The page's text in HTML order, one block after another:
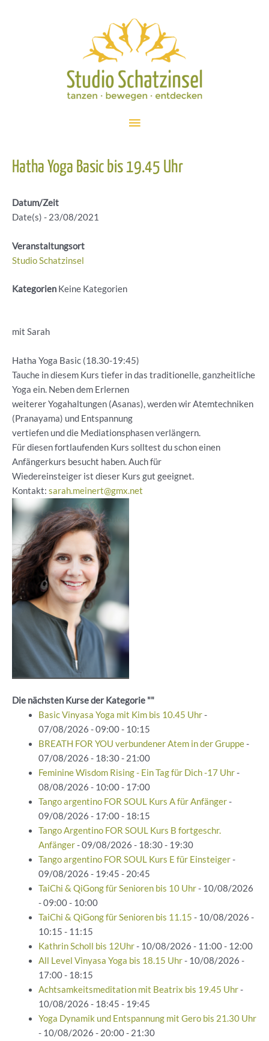
Hauptmenü
Hatha Yoga Basic bis 19.45 Uhr
Datum/Zeit
Date(s) - 23/08/2021
Veranstaltungsort
Studio Schatzinsel
Kategorien Keine Kategorien
mit Sarah
Hatha Yoga Basic (18.30-19:45)
Tauche in diesem Kurs tiefer in das traditionelle, ganzheitliche
Yoga ein. Neben dem Erlernen
weiterer Yogahaltungen (Asanas), werden wir Atemtechniken
(Pranayama) und Entspannung
vertiefen und die Mediationsphasen verlängern.
Für diesen fortlaufenden Kurs solltest du schon einen
Anfängerkurs besucht haben. Auch für
Wiedereinsteiger ist dieser Kurs gut geeignet.
Kontakt: sarah.meinert@gmx.net
Die nächsten Kurse der Kategorie ""
Basic Vinyasa Yoga mit Kim bis 10.45 Uhr-
07/08/2026 - 09:00 - 10:15
BREATH FOR YOU verbundener Atem in der Gruppe-
07/08/2026 - 18:30 - 21:00
Feminine Wisdom Rising - Ein Tag für Dich -17 Uhr-
08/08/2026 - 10:00 - 17:00
Tango argentino FOR SOUL Kurs A für Anfänger-
09/08/2026 - 17:00 - 18:15
Tango Argentino FOR SOUL Kurs B fortgeschr.
Anfänger- 09/08/2026 - 18:30 - 19:30
Tango argentino FOR SOUL Kurs E für Einsteiger-
09/08/2026 - 19:45 - 20:45
TaiChi & QiGong für Senioren bis 10 Uhr- 10/08/2026
- 09:00 - 10:00
TaiChi & QiGong für Senioren bis 11.15 - 10/08/2026 -
10:15 - 11:15
Kathrin Scholl bis 12Uhr- 10/08/2026 - 11:00 - 12:00
All Level Vinyasa Yoga bis 18.15 Uhr- 10/08/2026 -
17:00 - 18:15
Achtsamkeitsmeditation mit Beatrix bis 19.45 Uhr-
10/08/2026 - 18:45 - 19:45
Yoga Dynamik und Entspannung mit Gero bis 21.30 Uhr
- 10/08/2026 - 20:00 - 21:30